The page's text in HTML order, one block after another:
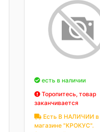
есть в наличии
Торопитесь, товар
заканчивается
Есть В НАЛИЧИИ в
магазине "КРОКУС".